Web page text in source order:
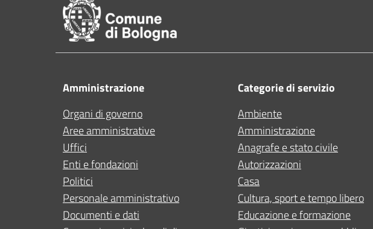
Amministrazione
Organi di governo
Aree amministrative
Uffici
Enti e fondazioni
Politici
Personale amministrativo
Documenti e dati
Categorie di servizio
Ambiente
Amministrazione
Anagrafe e stato civile
Autorizzazioni
Casa
Cultura, sport e tempo libero
Educazione e formazione